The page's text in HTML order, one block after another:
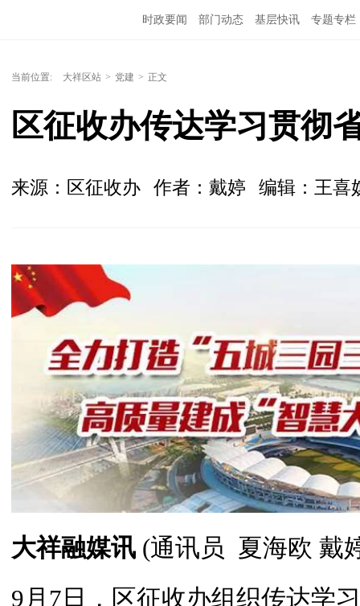
时政要闻 部门动态 基层快讯 专题专栏
当前位置: 大祥区站 > 党建 > 正文
区征收办传达学习贯彻
来源：区征收办 作者：戴婷 编辑：王喜
大祥融媒讯 (通讯员 夏海欧 戴
9月7日，区征收办组织传达学